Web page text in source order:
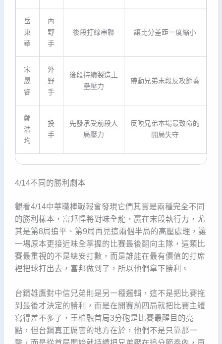
岳
東
華
內
野
手
後段打線串聯 讓比分差距一度縮小
宋
晟
睿
外
野
手
後段持續製造上
壘壓力
帶動兄弟末段反攻節奏
鄭
浩
均
投
手
先發承受前段大
局壓力
反映兄弟本場最致命的
開局失守
4/14不同的勝利劇本
觀看4/14中華職棒戰報會發現它們其實是兩種完全不同
的勝利樣本，富邦悍將對味全龍，贏在末段執行力，尤
其是第8局追平、第9局再見這兩個半局的高壓處理，讓
一場原本更接近味全掌握的比賽最後翻向主隊，這類比
賽最重視的不是總安打數，而是誰能在最有價值的打席
裡把球打出去，富邦做到了，所以他們拿下勝利。
台鋼雄鷹對中信兄弟則是另一種邏輯，這不是把比賽拖
到最後才決定的勝利，而是在開賽前四局就把比賽主體
寫得差不多了，王柏融首局3分砲是比賽最醒目的亮
點，但台鋼真正厲害的地方在於，他們不是只靠那一